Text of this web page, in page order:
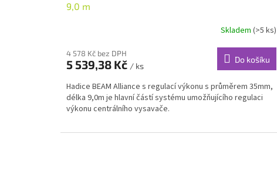
R
M
A
9,0 m
Skladem(>5 ks)
4 578 Kč bez DPH
5 539,38 Kč / ks
Do košíku
Hadice BEAM Alliance s regulací výkonu s průměrem 35mm,
délka 9,0m je hlavní částí systému umožňujícího regulaci
výkonu centrálního vysavače.